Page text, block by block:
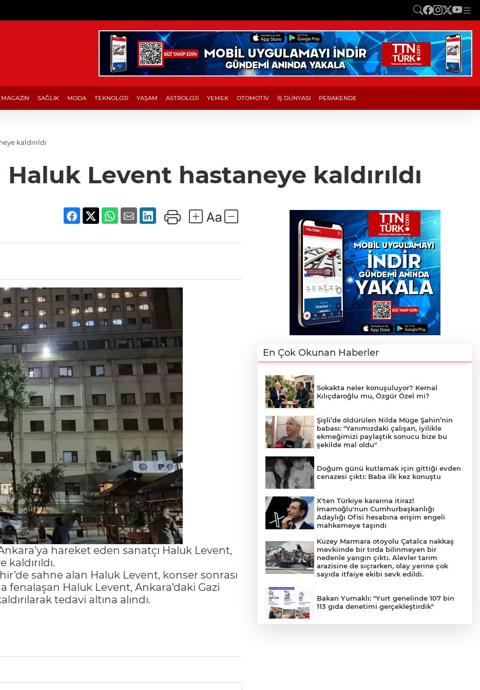
MAGAZİN SAĞLIK MODA TEKNOLOJİ YAŞAM ASTROLOJİ YEMEK OTOMOTİV İŞ DÜNYASI PERAKENDE
kaldırıldı
Haluk Levent hastaneye kaldırıldı
hareket eden sanatçı Haluk Levent,
sahne alan Haluk Levent, konser sonrası
fenalaşan Haluk Levent, Ankara’daki Gazi
tedavi altına alındı.
En Çok Okunan Haberler
Sokakta neler konuşuluyor? Kemal
Kılıçdaroğlu mu, Özgür Özel mi?
Şişli’de öldürülen Nilda Müge Şahin’nin
babası: "Yanımızdaki çalışan, iyilikle
ekmeğimizi paylaştık sonucu bize bu
şekilde mal oldu"
Doğum günü kutlamak için gittiği evden
cenazesi çıktı: Baba ilk kez konuştu
X'ten Türkiye kararına itiraz!
İmamoğlu'nun Cumhurbaşkanlığı
Adaylığı Ofisi hesabına erişim engeli
mahkemeye taşındı
Kuzey Marmara otoyolu Çatalca nakkaş
mevkiinde bir tırda bilinmeyen bir
nedenle yangın çıktı. Alevler tarım
arazisine de sıçrarken, olay yerine çok
sayıda itfaiye ekibi sevk edildi.
Bakan Yumaklı: "Yurt genelinde 107 bin
113 gıda denetimi gerçekleştirdik"